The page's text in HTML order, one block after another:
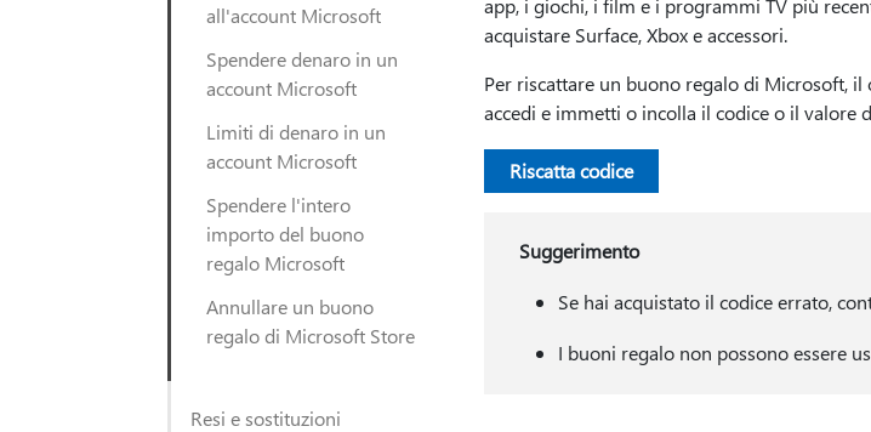
all'account Microsoft
Spendere denaro in un
account Microsoft
Limiti di denaro in un
account Microsoft
Spendere l'intero
importo del buono
regalo Microsoft
Annullare un buono
regalo di Microsoft Store
Resi e sostituzioni
app, i giochi, i film e i programmi TV più
acquistare Surface, Xbox e accessori.
Per riscattare un buono regalo di Microsoft,
accedi e immetti o incolla il codice o il valore
Riscatta codice
Suggerimento
Se hai acquistato il codice errato,
I buoni regalo non possono essere